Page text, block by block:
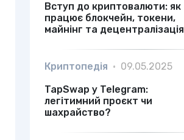
Вступ до криптовалюти: як
працює блокчейн, токени,
майнінг та децентралізація
Криптопедія • 09.05.2025
TapSwap у Telegram:
легітимний проєкт чи
шахрайство?